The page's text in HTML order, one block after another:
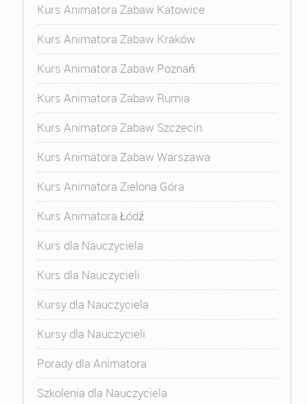
Kurs Animatora Zabaw Katowice
Kurs Animatora Zabaw Kraków
Kurs Animatora Zabaw Poznań
Kurs Animatora Zabaw Rumia
Kurs Animatora Zabaw Szczecin
Kurs Animatora Zabaw Warszawa
Kurs Animatora Zielona Góra
Kurs Animatora Łódź
Kurs dla Nauczyciela
Kurs dla Nauczycieli
Kursy dla Nauczyciela
Kursy dla Nauczycieli
Porady dla Animatora
Szkolenia dla Nauczyciela